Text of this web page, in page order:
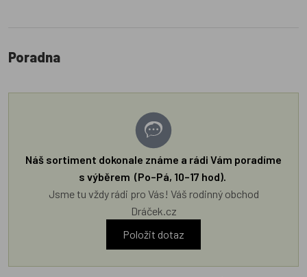
Poradna
Náš sortiment dokonale známe a rádi Vám poradíme
s výběrem (Po–Pá, 10–17 hod).
Jsme tu vždy rádi pro Vás! Váš rodinný obchod
Dráček.cz
Položit dotaz